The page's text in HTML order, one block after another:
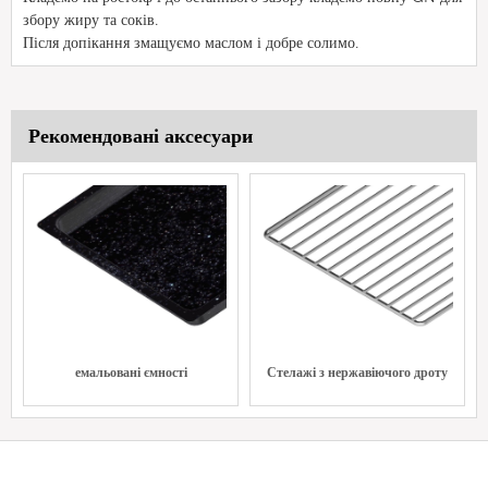
збору жиру та соків.
Після допікання змащуємо маслом і добре солимо.
Рекомендовані аксесуари
емальовані ємності Стелажі з нержавіючого дроту